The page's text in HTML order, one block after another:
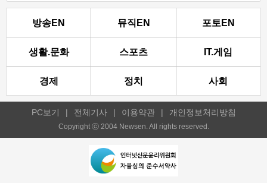
방송EN 뮤직EN 포토EN
생활.문화 스포츠 IT.게임
경제 정치 사회
PC보기 | 전체기사 | 이용약관 | 개인정보처리방침
Copyright ⓒ 2004 Newsen. All rights reserved.